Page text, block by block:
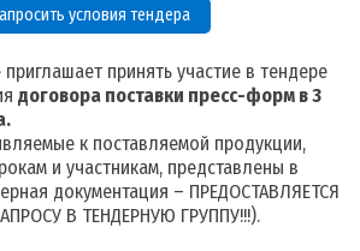
условия тендера
принять участие в тендере
договора поставки пресс-форм в 3
к поставляемой продукции,
и участникам, представлены в
документация – ПРЕДОСТАВЛЯЕТСЯ
В ТЕНДЕРНУЮ ГРУППУ!!!).